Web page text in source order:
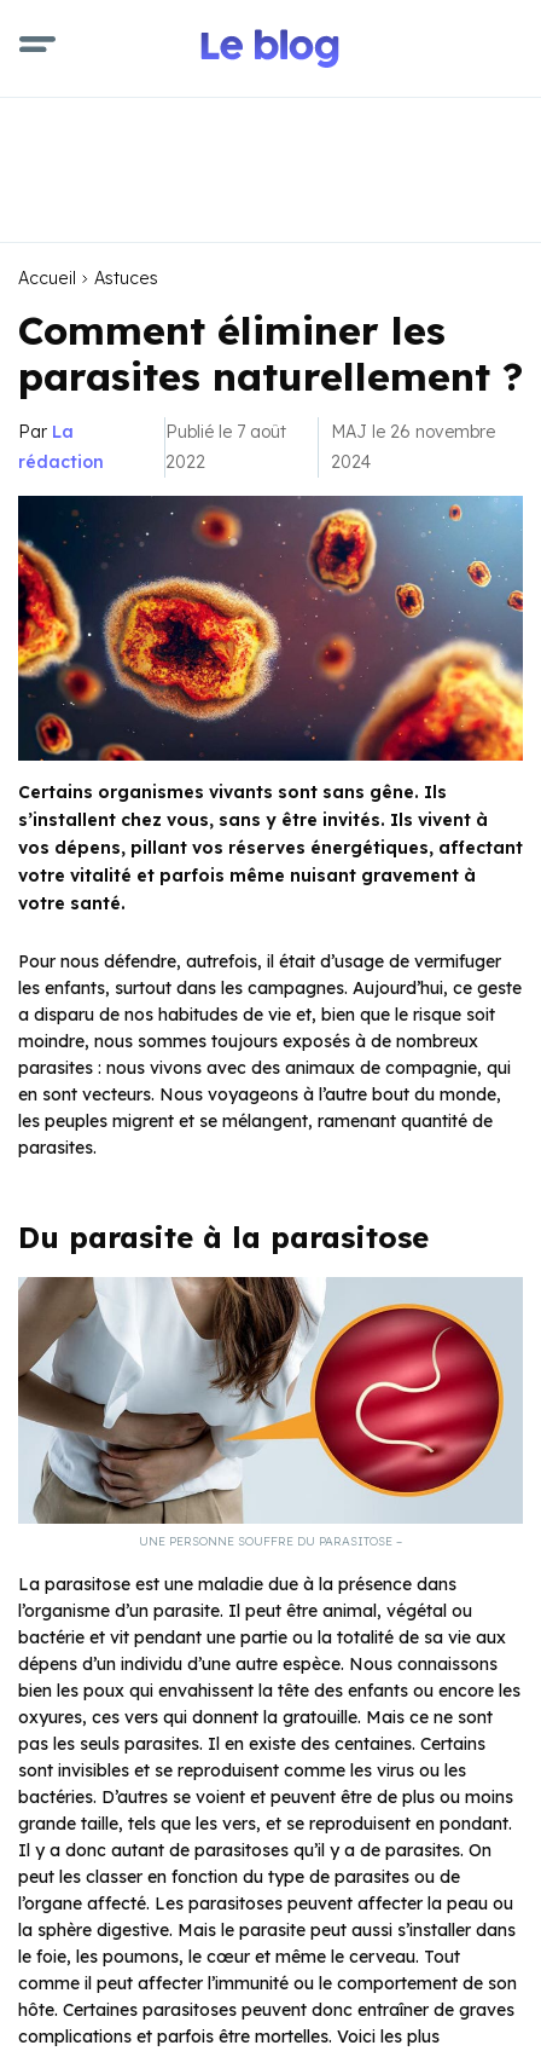
Accueil Astuces
Comment éliminer les
parasites naturellement ?
Par La
rédaction
Publié le 7 août
2022
MAJ le 26 novembre
2024
Certains organismes vivants sont sans gêne. Ils
s’installent chez vous, sans y être invités. Ils vivent à
vos dépens, pillant vos réserves énergétiques, affectant
votre vitalité et parfois même nuisant gravement à
votre santé.
Pour nous défendre, autrefois, il était d’usage de vermifuger
les enfants, surtout dans les campagnes. Aujourd’hui, ce geste
a disparu de nos habitudes de vie et, bien que le risque soit
moindre, nous sommes toujours exposés à de nombreux
parasites : nous vivons avec des animaux de compagnie, qui
en sont vecteurs. Nous voyageons à l’autre bout du monde,
les peuples migrent et se mélangent, ramenant quantité de
parasites.
Du parasite à la parasitose
UNE PERSONNE SOUFFRE DU PARASITOSE –
La parasitose est une maladie due à la présence dans
l’organisme d’un parasite. Il peut être animal, végétal ou
bactérie et vit pendant une partie ou la totalité de sa vie aux
dépens d’un individu d’une autre espèce. Nous connaissons
bien les poux qui envahissent la tête des enfants ou encore les
oxyures, ces vers qui donnent la gratouille. Mais ce ne sont
pas les seuls parasites. Il en existe des centaines. Certains
sont invisibles et se reproduisent comme les virus ou les
bactéries. D’autres se voient et peuvent être de plus ou moins
grande taille, tels que les vers, et se reproduisent en pondant.
Il y a donc autant de parasitoses qu’il y a de parasites. On
peut les classer en fonction du type de parasites ou de
l’organe affecté. Les parasitoses peuvent affecter la peau ou
la sphère digestive. Mais le parasite peut aussi s’installer dans
le foie, les poumons, le cœur et même le cerveau. Tout
comme il peut affecter l’immunité ou le comportement de son
hôte. Certaines parasitoses peuvent donc entraîner de graves
complications et parfois être mortelles. Voici les plus